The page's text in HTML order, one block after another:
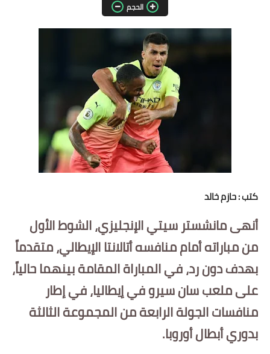
مقالات واراء
محافظات
القاهرة
القليوبية
الجيزة
الاسكندرية
أسيوط
شمال سيناء
أخبار الرياضة
أخبار الفن
الحجم
كتب : حازم خالد
أنهى مانشستر سيتي الإنجليزي، الشوط الأول
من مباراته أمام منافسه أتالانتا الإيطالي، متقدماً
بهدف دون رد، في المباراة المقامة بينهما حالياً،
على ملعب سان سيرو في إيطاليا، في إطار
منافسات الجولة الرابعة من المجموعة الثالثة
بدوري أبطال أوروبا.